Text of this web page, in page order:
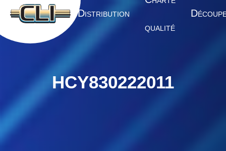
A CCUEIL DISTRIBUTION
QUALITÉ
D
HCY830222011